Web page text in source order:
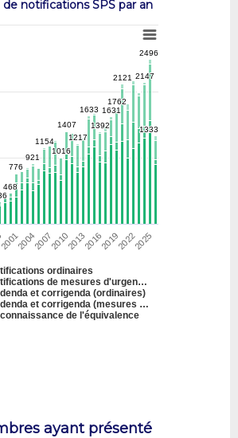
notifications SPS par an
468
468
776
776
921
921
1154
1154
1016
1016
1407
1407
1217
1217
1633
1633
1392
1392
1631
1631
1762
1762
2121
2121 2147
2147
2496
2496
1333
1333
ordinaires
de mesures d'urgen…
et corrigenda (ordinaires)
et corrigenda (mesures …
de l'équivalence
200120042007201020132016201920222025
ayant présenté